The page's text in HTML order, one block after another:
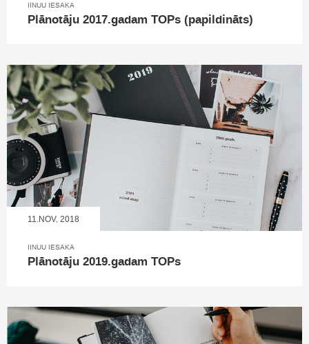
IINUU IESAKA
Plānotāju 2017.gadam TOPs (papildināts)
11.NOV, 2018
IINUU IESAKA
Plānotāju 2019.gadam TOPs